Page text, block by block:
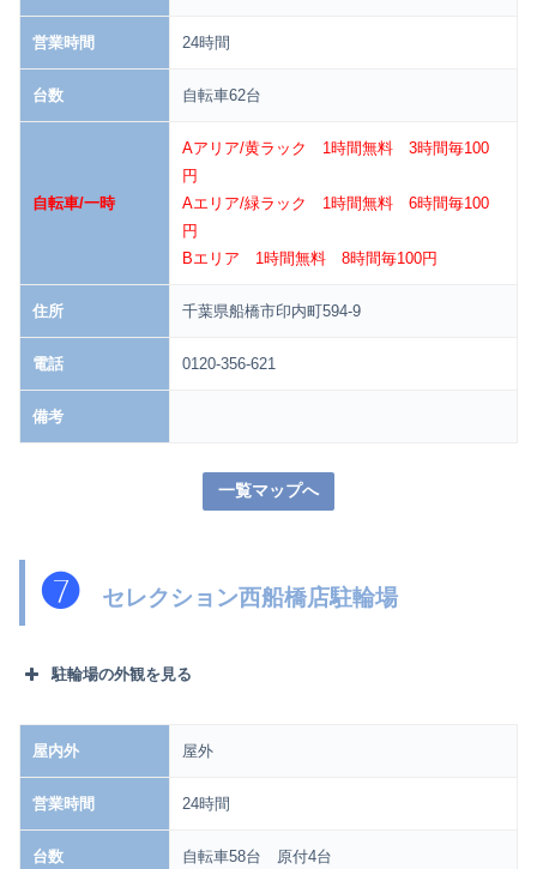
営業時間 24時間
台数 自転車62台
自転車/一時
Aアリア/黄ラック 1時間無料 3時間毎100
円
Aエリア/緑ラック 1時間無料 6時間毎100
円
Bエリア 1時間無料 8時間毎100円
住所 千葉県船橋市印内町594-9
電話 0120-356-621
備考
一覧マップへ
❼セレクション西船橋店駐輪場
駐輪場の外観を見る
屋内外 屋外
営業時間 24時間
台数 自転車58台 原付4台